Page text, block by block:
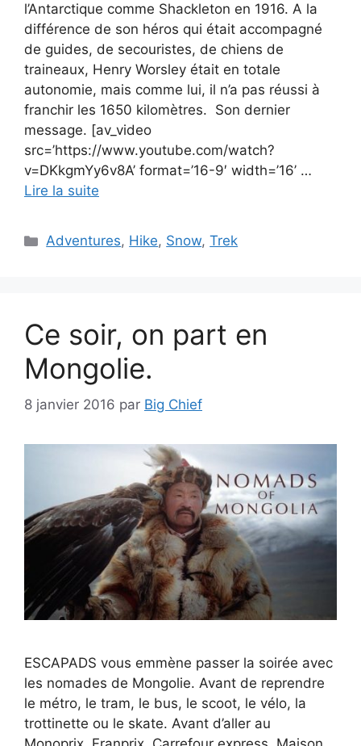
l’Antarctique comme Shackleton en 1916. A la
différence de son héros qui était accompagné
de guides, de secouristes, de chiens de
traineaux, Henry Worsley était en totale
autonomie, mais comme lui, il n’a pas réussi à
franchir les 1650 kilomètres. Son dernier
message. [av_video
src=’https://www.youtube.com/watch?
v=DKkgmYy6v8A’ format=’16-9′ width=’16’ …
Lire la suite
Catégories
Adventures, Hike, Snow,Trek
Ce soir, on part en
Mongolie.
8 janvier 2016 par Big Chief
ESCAPADS vous emmène passer la soirée avec
les nomades de Mongolie. Avant de reprendre
le métro, le tram, le bus, le scoot, le vélo, la
trottinette ou le skate. Avant d’aller au